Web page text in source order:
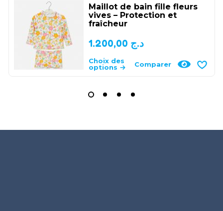
Maillot de bain fille fleurs
vives – Protection et
fraîcheur
د.ج
Choix des
options
Comparer